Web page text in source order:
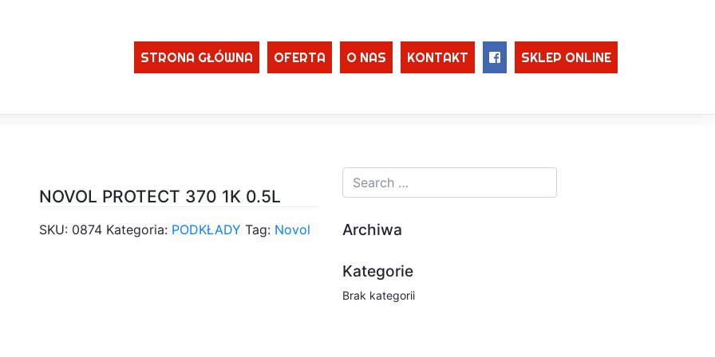
STRONA GŁÓWNA OFERTA O NAS KONTAKT SKLEP ONLINE
NOVOL PROTECT 370 1K 0.5L
SKU: 0874 Kategoria: PODKŁADY Tag: Novol Archiwa
Kategorie
Brak kategorii